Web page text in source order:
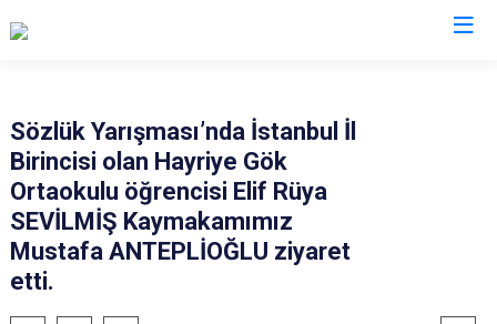
Adalar
Avcılar
Bağcılar
Bahçelievler
Bakırköy
Fatih
Gaziosmanpaşa
Güngören
Ümraniye
Sözlük Yarışması’nda İstanbul İl
Birincisi olan Hayriye Gök
Ortaokulu öğrencisi Elif Rüya
SEVİLMİŞ Kaymakamımız
Mustafa ANTEPLİOĞLU ziyaret
etti.